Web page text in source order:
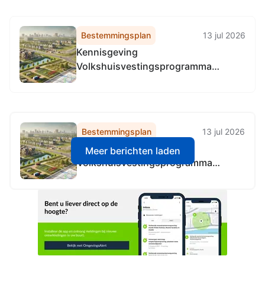
Bestemmingsplan 13 jul 2026
Kennisgeving
Volkshuisvestingsprogramma
Bestemmingsplan 13 jul 2026
Kennisgeving
Volkshuisvestingsprogramma
Meer berichten laden